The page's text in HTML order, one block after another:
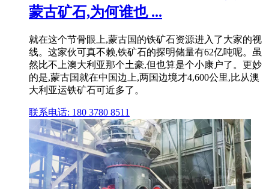
蒙古矿石,为何谁也 ...
就在这个节骨眼上,蒙古国的铁矿石资源进入了大家的视
线。这家伙可真不赖,铁矿石的探明储量有62亿吨呢。虽
然比不上澳大利亚那个土豪,但也算是个小康户了。更妙
的是,蒙古国就在中国边上,两国边境才4,600公里,比从澳
大利亚运铁矿石可近多了。
联系电话: 180 3780 8511